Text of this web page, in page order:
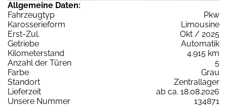
Allgemeine Daten:
Fahrzeugtyp
Pkw
Karosserieform
Limousine
Erst-Zul.
Okt / 2025
Getriebe
Automatik
Kilometerstand
4.915 km
Anzahl der Türen
5
Farbe
Grau
Standort
Zentrallager
Lieferzeit
ab ca. 18.08.2026
Unsere Nummer
134871